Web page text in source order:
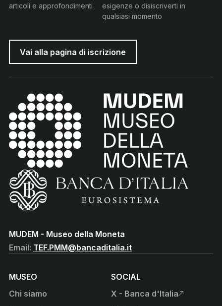
articoli e approfondimenti
esigenze o disiscriverti in
qualsiasi momento
Vai alla pagina di iscrizione
MUDEM - Museo della Moneta
(torna all'home page)
MUDEM - Museo della Moneta
Email: TEF.PMM@bancaditalia.it
MUSEO
Chi siamo
SOCIAL
X - Banca d'Italia
, apre sito esterno in nuova